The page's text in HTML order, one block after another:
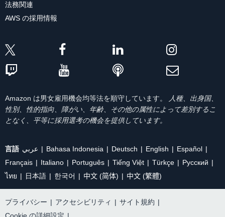
法務関連
AWS の採用情報
Amazon は男女雇用機会均等法を順守しています。
人種、出身国、
性別、性的指向、障がい、年齢、その他の属性によって差別するこ
となく、平等に採用選考の機会を提供しています。
言語 عربي Bahasa Indonesia Deutsch English
Español
Français
Italiano Português Tiếng Việt Türkçe
Ρусский
ไทย
日本語 한국어 中文 (简体) 中文 (繁體)
プライバシー | アクセシビリティ | サイト規約 |